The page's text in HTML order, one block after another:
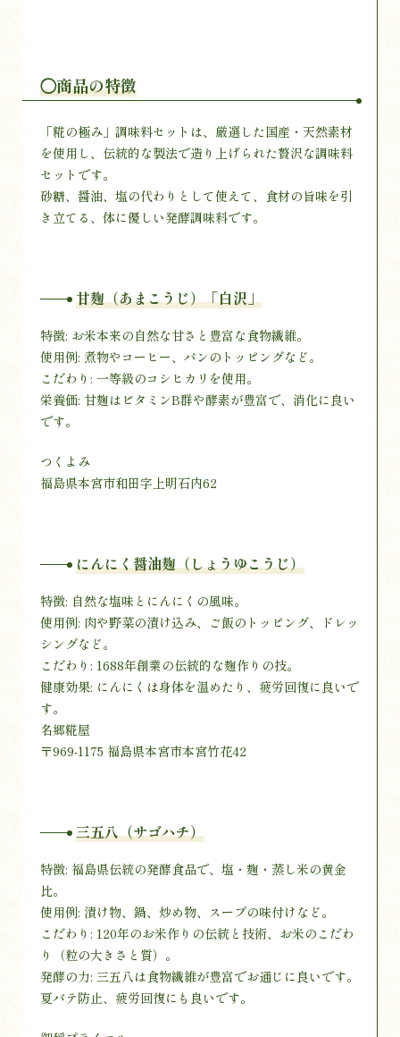
◯商品の特徴
「糀の極み」調味料セットは、厳選した国産・天然素材
を使用し、伝統的な製法で造り上げられた贅沢な調味料
セットです。
砂糖、醤油、塩の代わりとして使えて、食材の旨味を引
き立てる、体に優しい発酵調味料です。
甘麹（あまこうじ）「白沢」
特徴: お米本来の自然な甘さと豊富な食物繊維。
使用例: 煮物やコーヒー、パンのトッピングなど。
こだわり: 一等級のコシヒカリを使用。
栄養価: 甘麹はビタミンB群や酵素が豊富で、消化に良い
です。
つくよみ
福島県本宮市和田字上明石内62
にんにく醤油麹（しょうゆこうじ）
特徴: 自然な塩味とにんにくの風味。
使用例: 肉や野菜の漬け込み、ご飯のトッピング、ドレッ
シングなど。
こだわり: 1688年創業の伝統的な麹作りの技。
健康効果: にんにくは身体を温めたり、疲労回復に良いで
す。
名郷糀屋
〒969-1175 福島県本宮市本宮竹花42
三五八（サゴハチ）
特徴: 福島県伝統の発酵食品で、塩・麹・蒸し米の黄金
比。
使用例: 漬け物、鍋、炒め物、スープの味付けなど。
こだわり: 120年のお米作りの伝統と技術、お米のこだわ
り（粒の大きさと質）。
発酵の力: 三五八は食物繊維が豊富でお通じに良いです。
夏バテ防止、疲労回復にも良いです。